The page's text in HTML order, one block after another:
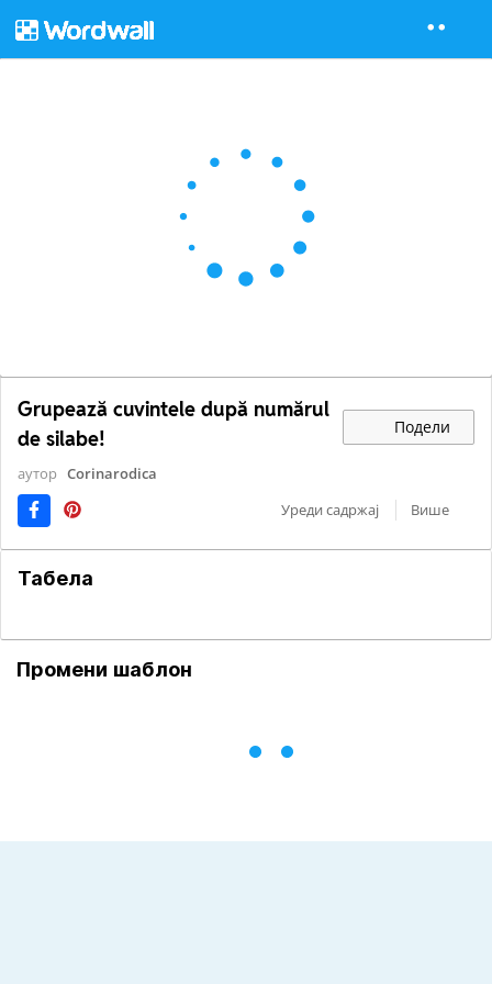
Grupează cuvintele după numărul
de silabe!
Подели
аутор Corinarodica
Уреди садржај
Више
Табела
Промени шаблон